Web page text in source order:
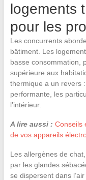
logements
pour les
Les concurrents
bâtiment. Les
basse consommation,
supérieure aux
thermique a un revers
performante, les
l’intérieur.
A lire aussi : Conseils
de vos appareils
Les allergènes de
par les glandes
se dispersent dans